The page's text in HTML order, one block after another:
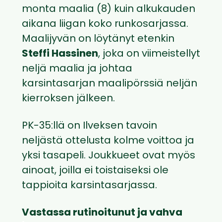
monta maalia (8) kuin alkukauden
aikana liigan koko runkosarjassa.
Maalijyvän on löytänyt etenkin
Steffi Hassinen, joka on viimeistellyt
neljä maalia ja johtaa
karsintasarjan maalipörssiä neljän
kierroksen jälkeen.
PK-35:llä on Ilveksen tavoin
neljästä ottelusta kolme voittoa ja
yksi tasapeli. Joukkueet ovat myös
ainoat, joilla ei toistaiseksi ole
tappioita karsintasarjassa.
Vastassa rutinoitunut ja vahva